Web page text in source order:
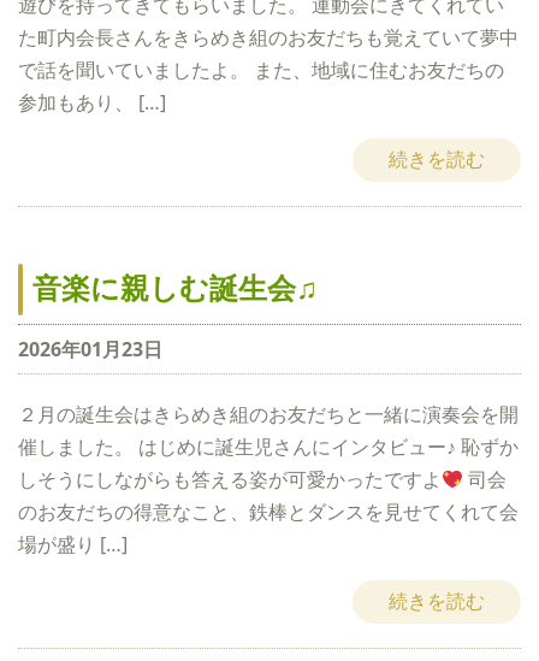
た町内会長さんをきらめき組のお友だちも覚えていて夢中
で話を聞いていましたよ。 また、地域に住むお友だちの
参加もあり、 […]
続きを読む
音楽に親しむ誕生会♫
2026年01月23日
２月の誕生会はきらめき組のお友だちと一緒に演奏会を開
催しました。 はじめに誕生児さんにインタビュー♪ 恥ずか
しそうにしながらも答える姿が可愛かったですよ
司会
のお友だちの得意なこと、鉄棒とダンスを見せてくれて会
場が盛り […]
続きを読む